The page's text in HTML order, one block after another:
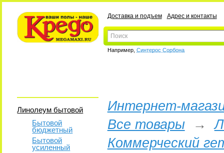
Доставка и подъем Адрес и контакты
Например, Синтерос Сорбона
Линолеум бытовой
Бытовой
бюджетный
Бытовой
усиленный
Интернет-
Все товары→
Коммерческий